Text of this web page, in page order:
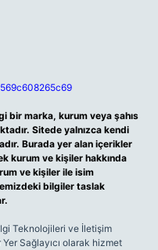
bir marka, kurum veya şahıs
Sitede yalnızca kendi
Burada yer alan içerikler
kurum ve kişiler hakkında
ve kişiler ile isim
bilgiler taslak
Teknolojileri ve İletişim
Sağlayıcı olarak hizmet